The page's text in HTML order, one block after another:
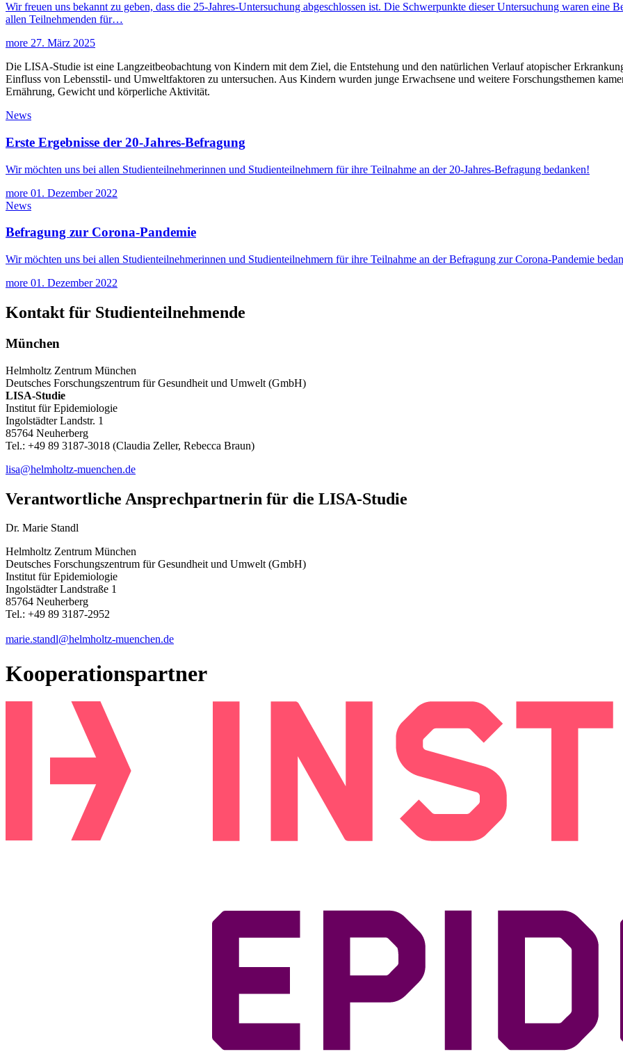
Wir freuen uns bekannt zu geben, dass die 25-Jahres-Untersuchung abgeschlossen ist. Die Schwerpunkte dieser Untersuchung waren eine
allen Teilnehmenden für…
more 27. März 2025
Die LISA-Studie ist eine Langzeitbeobachtung von Kindern mit dem Ziel, die Entstehung und den natürlichen Verlauf atopischer
Einfluss von Lebensstil- und Umweltfaktoren zu untersuchen. Aus Kindern wurden junge Erwachsene und weitere Forschungsthemen
Ernährung, Gewicht und körperliche Aktivität.
News
Erste Ergebnisse der 20-Jahres-Befragung
Wir möchten uns bei allen Studienteilnehmerinnen und Studienteilnehmern für ihre Teilnahme an der 20-Jahres-Befragung bedanken!
more 01. Dezember 2022
News
Befragung zur Corona-Pandemie
Wir möchten uns bei allen Studienteilnehmerinnen und Studienteilnehmern für ihre Teilnahme an der Befragung zur Corona-Pandemie
more 01. Dezember 2022
Kontakt für Studienteilnehmende
München
Helmholtz Zentrum München
Deutsches Forschungszentrum für Gesundheit und Umwelt (GmbH)
LISA-Studie
Institut für Epidemiologie
Ingolstädter Landstr. 1
85764 Neuherberg
Tel.: +49 89 3187-3018 (Claudia Zeller, Rebecca Braun)
lisa@helmholtz-muenchen.de
Verantwortliche Ansprechpartnerin für die LISA-Studie
Dr. Marie Standl
Helmholtz Zentrum München
Deutsches Forschungszentrum für Gesundheit und Umwelt (GmbH)
Institut für Epidemiologie
Ingolstädter Landstraße 1
85764 Neuherberg
Tel.: +49 89 3187-2952
marie.standl@helmholtz-muenchen.de
Kooperationspartner